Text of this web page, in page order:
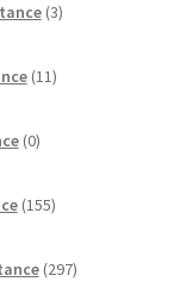
3izdelki
11izdelkov
0izdelkov
155izdelkov
297izdelkov